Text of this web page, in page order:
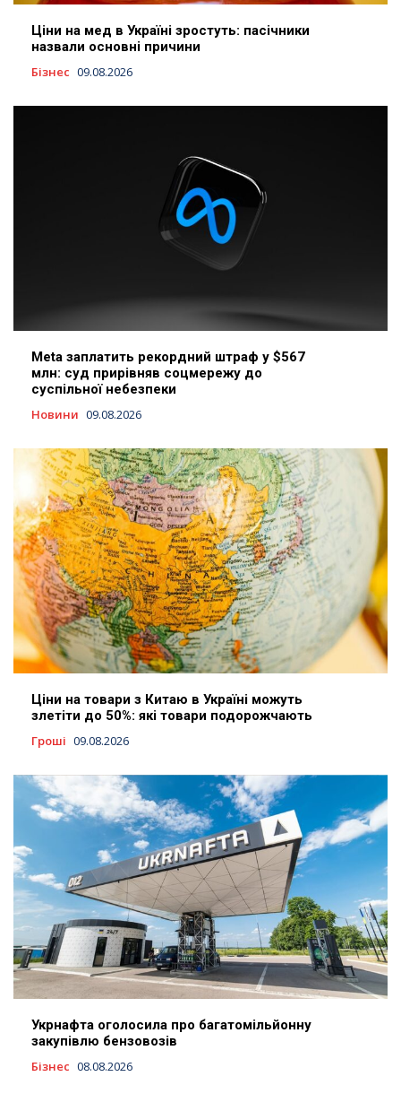
Ціни на мед в Україні зростуть: пасічники
назвали основні причини
Бізнес 09.08.2026
Meta заплатить рекордний штраф у $567
млн: суд прирівняв соцмережу до
суспільної небезпеки
Новини 09.08.2026
Ціни на товари з Китаю в Україні можуть
злетіти до 50%: які товари подорожчають
Гроші 09.08.2026
Укрнафта оголосила про багатомільйонну
закупівлю бензовозів
Бізнес 08.08.2026